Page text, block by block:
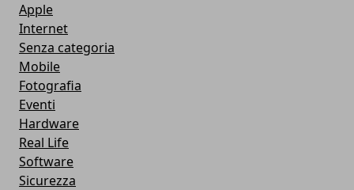
Apple
Internet
Senza categoria
Mobile
Fotografia
Eventi
Hardware
Real Life
Software
Sicurezza